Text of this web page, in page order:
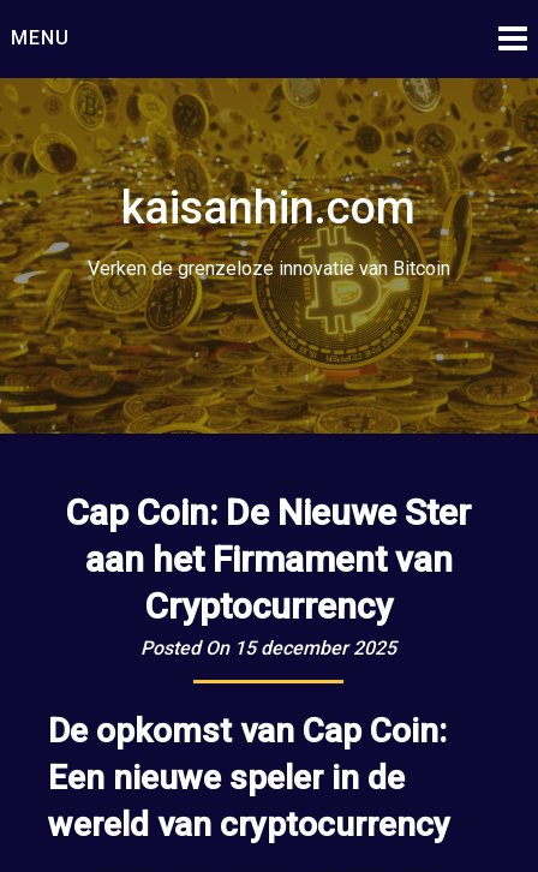
naar
inhoud
MENU
kaisanhin.com
Verken de grenzeloze innovatie van Bitcoin
Cap Coin: De Nieuwe Ster
aan het Firmament van
Cryptocurrency
Posted On 15 december 2025
De opkomst van Cap Coin:
Een nieuwe speler in de
wereld van cryptocurrency